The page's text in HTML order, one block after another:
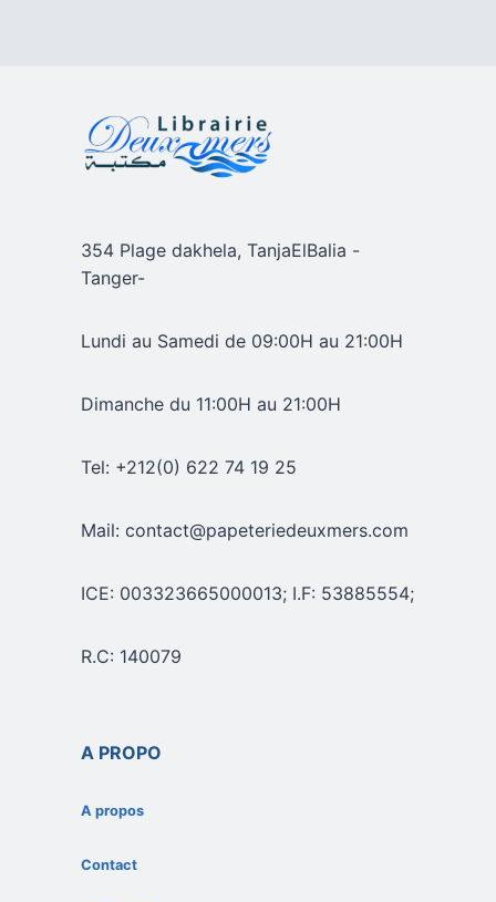
354 Plage dakhela, TanjaElBalia -
Tanger-
Lundi au Samedi de 09:00H au 21:00H
Dimanche du 11:00H au 21:00H
Tel: +212(0) 622 74 19 25
Mail: contact@papeteriedeuxmers.com
ICE: 003323665000013; I.F: 53885554;
R.C: 140079
A PROPO
A propos
Contact